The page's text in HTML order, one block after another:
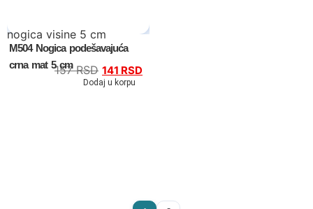
nogica visine 5 cm
M504 Nogica podešavajuća
crna mat 5 cm
157RSD 141 RSD
Dodaj u korpu
Bračni kreveti
Kreveti samci